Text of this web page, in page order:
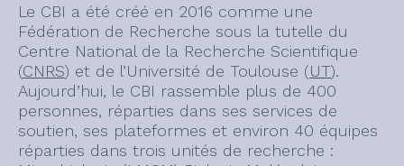
Le CBI a été créé en 2016 comme une
Fédération de Recherche sous la tutelle du
Centre National de la Recherche Scientifique
(CNRS) et de l’Université de Toulouse (UT).
Aujourd’hui, le CBI rassemble plus de 400
personnes, réparties dans ses services de
soutien, ses plateformes et environ 40 équipes
réparties dans trois unités de recherche :